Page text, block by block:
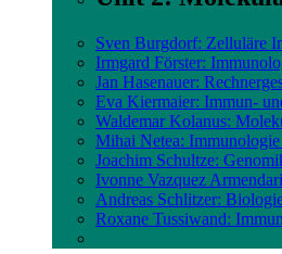
Sven Burgdorf: Zelluläre
Irmgard Förster:
Jan Hasenauer:
Eva Kiermaier: Immun-
Waldemar Kolanus:
Mihai Netea:
Joachim Schultze:
Ivonne Vazquez
Andreas Schlitzer:
Roxane Tussiwand: